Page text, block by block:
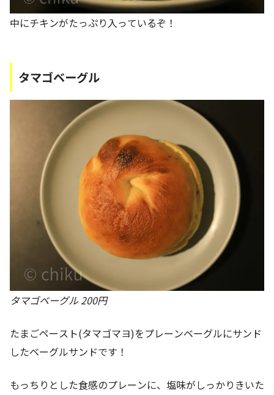
中にチキンがたっぷり入っているぞ！
タマゴベーグル
タマゴベーグル 200円
たまごペースト(タマゴマヨ)をプレーンベーグルにサンド
したベーグルサンドです！
もっちりとした食感のプレーンに、塩味がしっかりきいた